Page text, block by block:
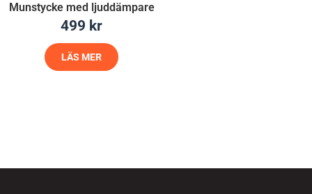
Munstycke med ljuddämpare
499 kr
LÄS MER